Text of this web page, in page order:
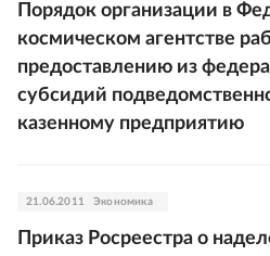
Порядок организации в
космическом агентстве
предоставлению из
субсидий
казенному предприятию
21.06.2011 Экономика
Приказ Росреестра о